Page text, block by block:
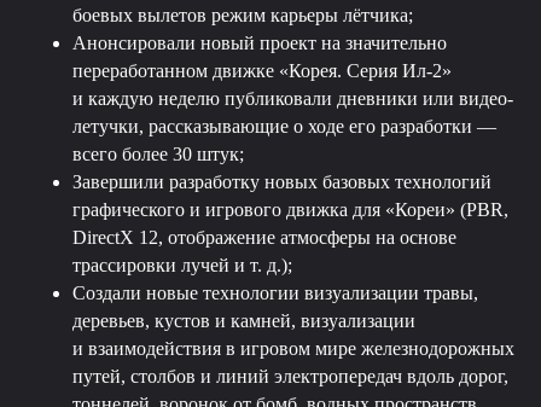
боевых вылетов режим карьеры лётчика;
Анонсировали новый проект на значительно
переработанном движке «Корея. Серия Ил-2»
и каждую неделю публиковали дневники или видео-
летучки, рассказывающие о ходе его разработки —
всего более 30 штук;
Завершили разработку новых базовых технологий
графического и игрового движка для «Кореи» (PBR,
DirectX 12, отображение атмосферы на основе
трассировки лучей и т. д.);
Создали новые технологии визуализации травы,
деревьев, кустов и камней, визуализации
и взаимодействия в игровом мире железнодорожных
путей, столбов и линий электропередач вдоль дорог,